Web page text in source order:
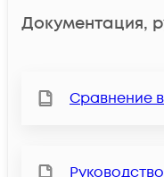
Документация,
Сравнение